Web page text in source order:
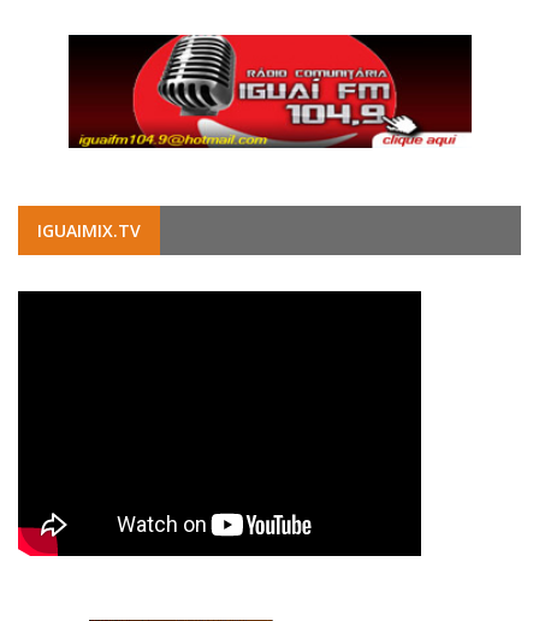
IGUAIMIX.TV